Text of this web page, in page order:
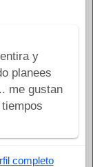
y
planees
me gustan
completo